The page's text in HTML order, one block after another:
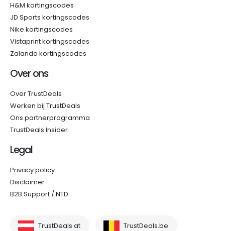
H&M kortingscodes
JD Sports kortingscodes
Nike kortingscodes
Vistaprint kortingscodes
Zalando kortingscodes
Over ons
Over TrustDeals
Werken bij TrustDeals
Ons partnerprogramma
TrustDeals Insider
Legal
Privacy policy
Disclaimer
B2B Support / NTD
TrustDeals.at TrustDeals.be